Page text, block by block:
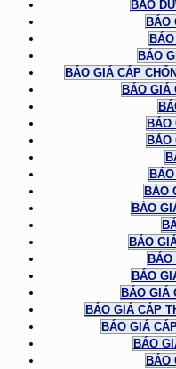
BẢO
BÁO
BÁO
BÁO GIÁ CÁP
BÁO GIÁ
BÁO
BÁO
BÁO
BÁO
BÁO
BÁO
BÁO
BÁO GIÁ
BÁO GIÁ CÁP
BÁO GIÁ
BÁO
BÁO